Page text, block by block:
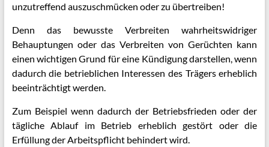
unzutreffend auszuschmücken oder zu übertreiben!
Denn das bewusste Verbreiten wahrheitswidriger
Behauptungen oder das Verbreiten von Gerüchten kann
einen wichtigen Grund für eine Kündigung darstellen, wenn
dadurch die betrieblichen Interessen des Trägers erheblich
beeinträchtigt werden.
Zum Beispiel wenn dadurch der Betriebsfrieden oder der
tägliche Ablauf im Betrieb erheblich gestört oder die
Erfüllung der Arbeitspflicht behindert wird.